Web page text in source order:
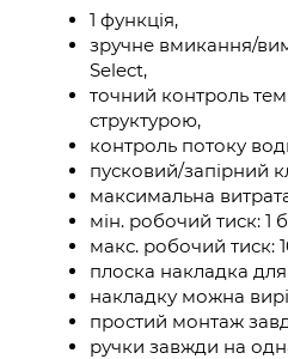
1 функція,
зручне вмикання/
Select,
точний контроль
структурою,
контроль потоку
пусковий/запірний
максимальна
мін. робочий тиск: 1
макс. робочий тиск:
плоска накладка
накладку можна
простий монтаж
ручки завжди на